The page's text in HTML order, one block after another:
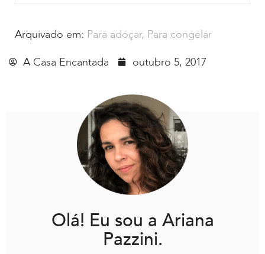
Arquivado em: Para adoçar, Para congelar
A Casa Encantada
outubro 5, 2017
Olá! Eu sou a Ariana
Pazzini.